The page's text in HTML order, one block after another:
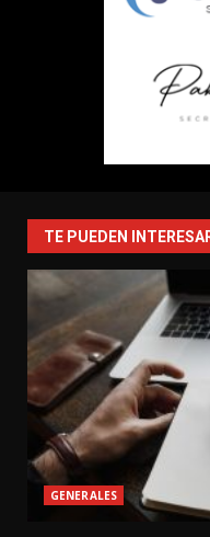
TE PUEDEN
GENERALES